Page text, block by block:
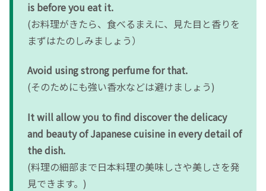
is before you eat it.
(お料理がきたら、食べるまえに、見た目と香りを
まずはたのしみましょう）
Avoid using strong perfume for that.
(そのためにも強い香水などは避けましょう)
It will allow you to find discover the delicacy
and beauty of Japanese cuisine in every detail of
the dish.
(料理の細部まで日本料理の美味しさや美しさを発
見できます。)